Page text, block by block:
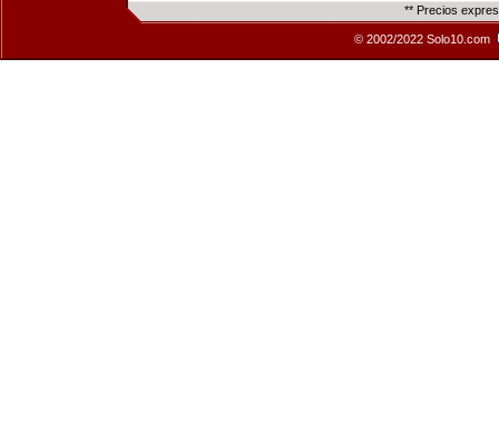
** Precios
© 2002/2022 Solo10.com